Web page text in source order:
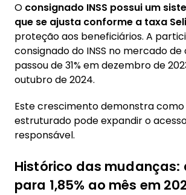
O consignado INSS possui um
que se ajusta conforme a taxa
proteção aos beneficiários. A
consignado do INSS no mercado
passou de 31% em dezembro de
outubro de 2024.
Este crescimento demonstra
estruturado pode expandir o
responsável.
Histórico das mudanças:
para 1,85% ao mês em